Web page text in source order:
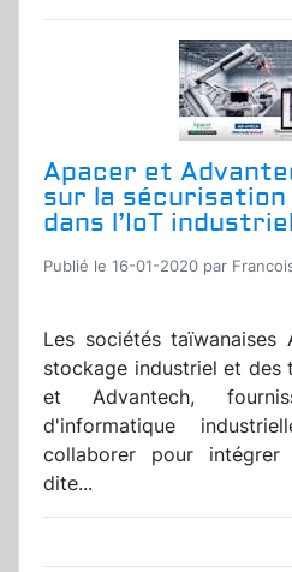
Apacer et
sur la sécurisation
dans l’IoT industriel
Publié le 16-01-2020 par
Les sociétés taïwanaises
stockage industriel et des
et Advantech,
d'informatique
collaborer pour
dite...